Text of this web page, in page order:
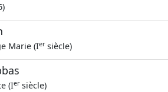
Marie (Iersiècle)
(Iersiècle)